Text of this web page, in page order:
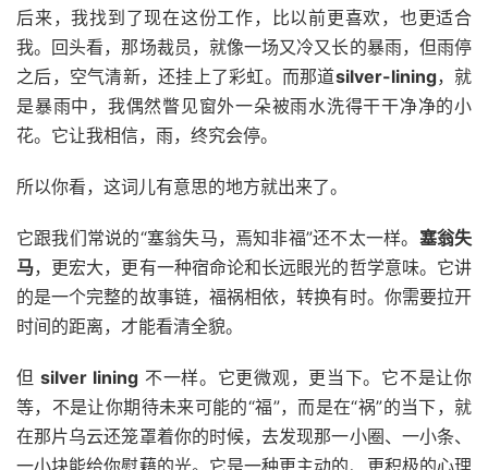
后来，我找到了现在这份工作，比以前更喜欢，也更适合
我。回头看，那场裁员，就像一场又冷又长的暴雨，但雨停
之后，空气清新，还挂上了彩虹。而那道silver-lining，就
是暴雨中，我偶然瞥见窗外一朵被雨水洗得干干净净的小
花。它让我相信，雨，终究会停。
所以你看，这词儿有意思的地方就出来了。
它跟我们常说的“塞翁失马，焉知非福”还不太一样。 塞翁失
马，更宏大，更有一种宿命论和长远眼光的哲学意味。它讲
的是一个完整的故事链，福祸相依，转换有时。你需要拉开
时间的距离，才能看清全貌。
但silver lining 不一样。它更微观，更当下。它不是让你
等，不是让你期待未来可能的“福”，而是在“祸”的当下，就
在那片乌云还笼罩着你的时候，去发现那一小圈、一小条、
一小块能给你慰藉的光。它是一种更主动的、更积极的心理